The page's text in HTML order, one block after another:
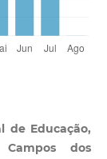
de Educação,
dos